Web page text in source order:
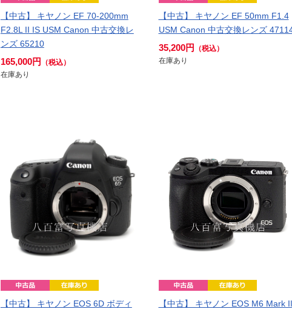
【中古】 キヤノン EF 70-200mm
F2.8L II IS USM Canon 中古交換レ
ンズ 65210
165,000円
（税込）
在庫あり
【中古】 キヤノン EF 50mm F1.4
USM Canon 中古交換レンズ
35,200円
（税込）
在庫あり
【中古】 キヤノン EOS 6D ボディ
【中古】 キヤノン EOS M6 Mark II